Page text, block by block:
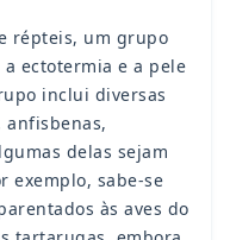
répteis, um grupo
ectotermia e a pele
inclui diversas
delas sejam
exemplo, sabe-se
às aves do